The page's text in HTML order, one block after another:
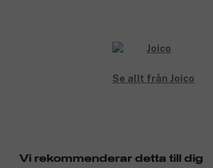
Se allt från Joico
Vi rekommenderar detta till dig